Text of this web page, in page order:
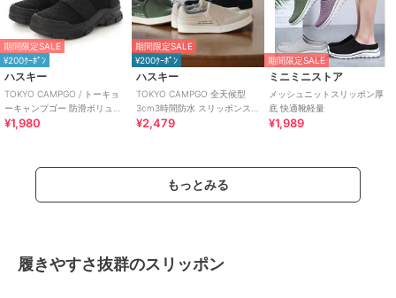
期間限定SALE
¥200ｸｰﾎﾟﾝ
ハスキー
TOKYO CAMPGO / トーキョ
ーキャンプゴー 防滑ボリュー
ムソール 防水スリッポンスニ
¥1,980
期間限定SALE
¥200ｸｰﾎﾟﾝ
ハスキー
TOKYO CAMPGO 全天候型
3cm3時間防水 スリッポンス
ニーカー
¥2,479
期間限定SALE
ミニミニストア
メッシュニットスリッポン厚
底 快適靴軽量
¥1,989
もっとみる
履きやすさ抜群のスリッポン